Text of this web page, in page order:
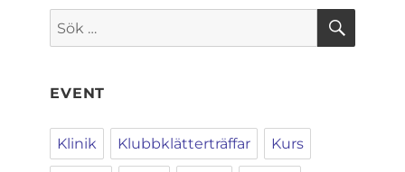
Sök
efter:
SÖK
EVENT
Klinik Klubbklätterträffar Kurs